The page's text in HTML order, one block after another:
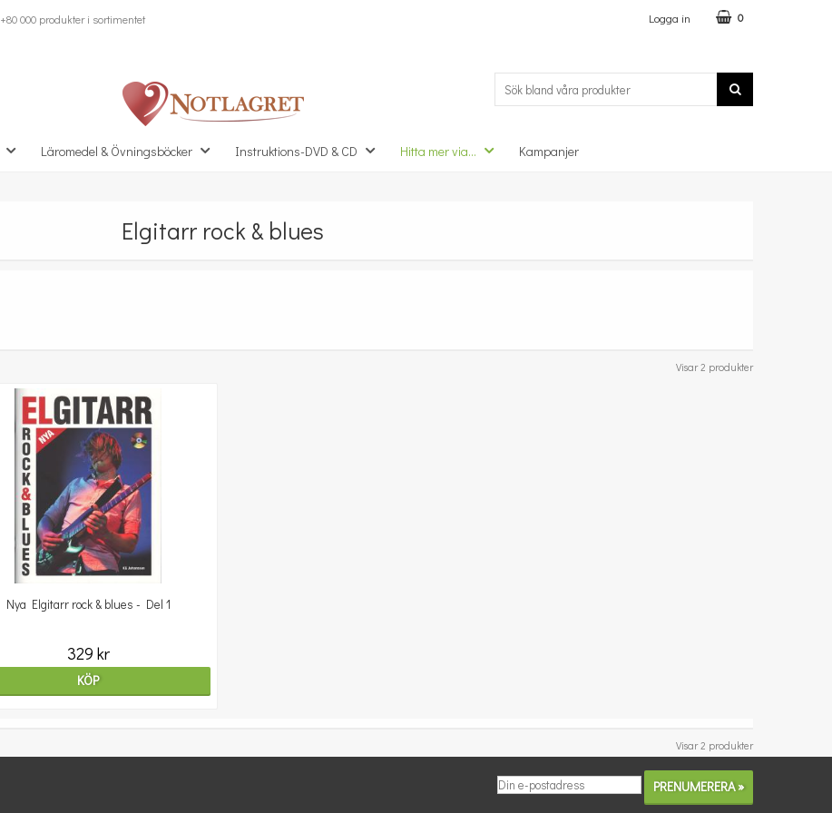
+80 000 produkter i sortimentet Logga in 0
Läromedel & Övningsböcker Instruktions-DVD & CD Hitta mer via... Kampanjer
Elgitarr rock & blues
Visar 2 produkter
Nya Elgitarr rock & blues - Del 1
329 kr
KÖP
Visar 2 produkter